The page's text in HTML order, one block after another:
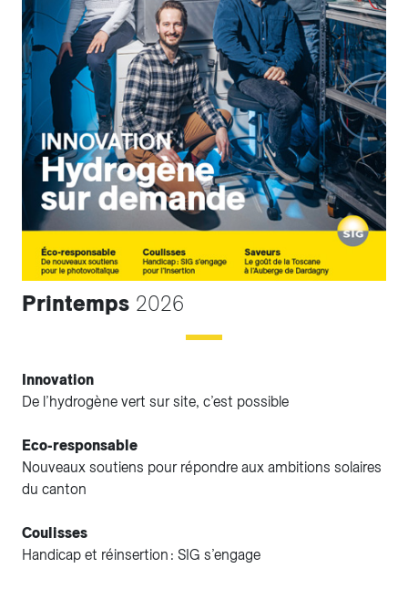
Printemps 2026
Innovation
De l’hydrogène vert sur site, c’est possible
Eco-responsable
Nouveaux soutiens pour répondre aux ambitions solaires
du canton
Coulisses
Handicap et réinsertion : SIG s’engage